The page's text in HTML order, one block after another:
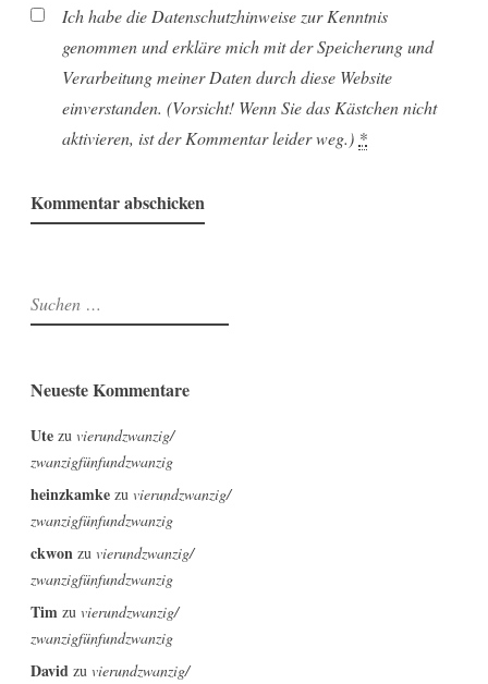
Ich habe die Datenschutzhinweise zur Kenntnis
genommen und erkläre mich mit der Speicherung und
Verarbeitung meiner Daten durch diese Website
einverstanden. (Vorsicht! Wenn Sie das Kästchen nicht
aktivieren, ist der Kommentar leider weg.) *
Suchen
nach:
Neueste Kommentare
Ute zu vierundzwanzig/
zwanzigfünfundzwanzig
heinzkamke zu vierundzwanzig/
zwanzigfünfundzwanzig
ckwon zu vierundzwanzig/
zwanzigfünfundzwanzig
Tim zu vierundzwanzig/
zwanzigfünfundzwanzig
David zu vierundzwanzig/